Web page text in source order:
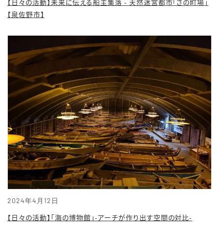
【日々の活動】未来に伝える船主集落 - 天然迷宮都市「さの町場」
【泉佐野市】
2024年4月12日
【日々の活動】「海の博物館」-アーチが作り出す空間の対比-